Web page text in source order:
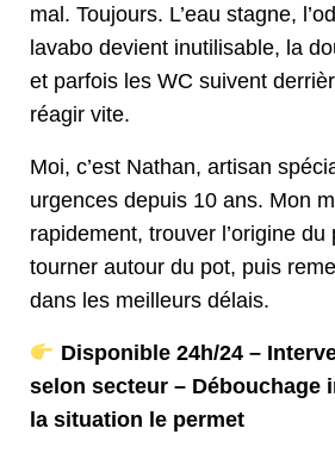
mal. Toujours. L’eau stagne,
lavabo devient inutilisable, la
et parfois les WC suivent
réagir vite.
Moi, c’est Nathan, artisan
urgences depuis 10 ans. Mon
rapidement, trouver l’origine
tourner autour du pot, puis
dans les meilleurs délais.
Disponible 24h/24 –
selon secteur – Débouchage
la situation le permet